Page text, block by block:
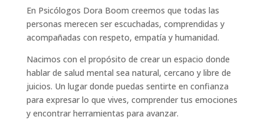
En Psicólogos Dora Boom creemos que todas las
personas merecen ser escuchadas, comprendidas y
acompañadas con respeto, empatía y humanidad.
Nacimos con el propósito de crear un espacio donde
hablar de salud mental sea natural, cercano y libre de
juicios. Un lugar donde puedas sentirte en confianza
para expresar lo que vives, comprender tus emociones
y encontrar herramientas para avanzar.